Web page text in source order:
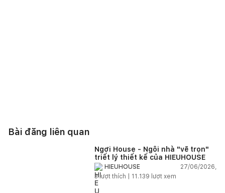
Bài đăng liên quan
Ngơi House - Ngôi nhà "vẽ trọn"
triết lý thiết kế của HIEUHOUSE
HIEUHOUSE
27/06/2026,
3lượt thích | 11.139 lượt xem